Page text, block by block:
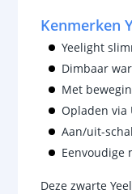
Kenmerken
Yeelight
Dimbaar
Met
Opladen via
Aan/uit-
Eenvoudige
Deze zwarte